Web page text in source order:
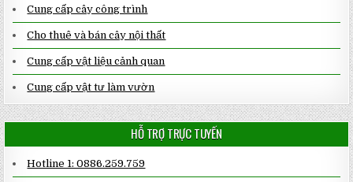
Cung cấp cây công trình
Cho thuê và bán cây nội thất
Cung cấp vật liệu cảnh quan
Cung cấp vật tư làm vườn
HỖ TRỢ TRỰC TUYẾN
Hotline 1: 0886.259.759